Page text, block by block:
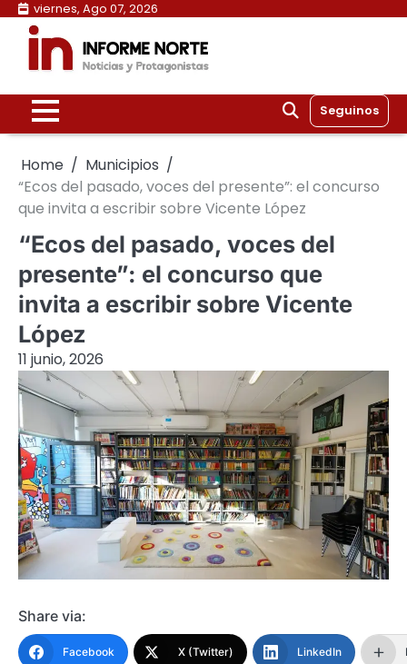
Skip
content
viernes, Ago 07, 2026
Seguinos
Home
Municipios
“Ecos del pasado, voces del presente”: el concurso
que invita a escribir sobre Vicente López
“Ecos del pasado, voces del
presente”: el concurso que
invita a escribir sobre Vicente
López
11 junio, 2026
Share via:
Facebook X (Twitter) LinkedIn